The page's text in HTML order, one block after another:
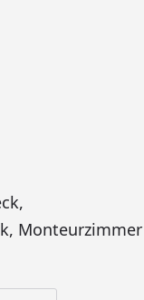
,
, Monteurzimmer